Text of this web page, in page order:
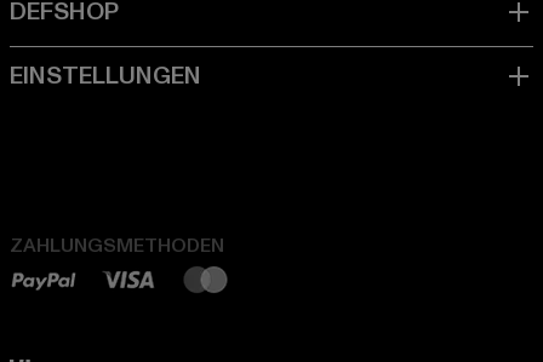
ZAHLUNGSMETHODEN